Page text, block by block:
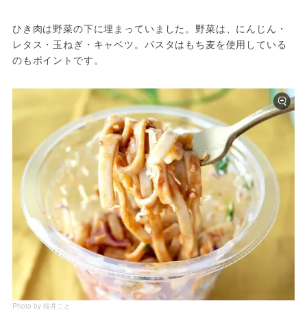
ひき肉は野菜の下に埋まっていました。野菜は、にんじん・
レタス・玉ねぎ・キャベツ。パスタはもち麦を使用している
のもポイントです。
Photo by 桜井こと